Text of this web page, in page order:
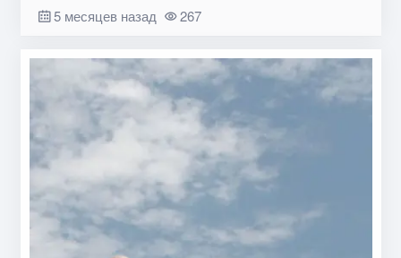
5 месяцев назад 267